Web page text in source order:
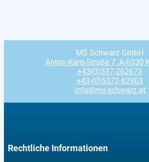
MS Schwarz GmbH
Anton-Karg-Straße 7, A-6330
+43(0)537-262673
+43-(0)5372-62903
info@ms-schwarz.at
Rechtliche Informationen